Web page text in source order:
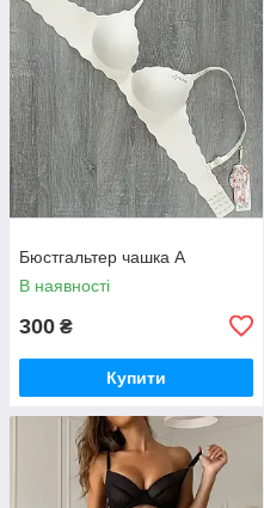
Бюстгальтер чашка А
В наявності
300 ₴
Купити